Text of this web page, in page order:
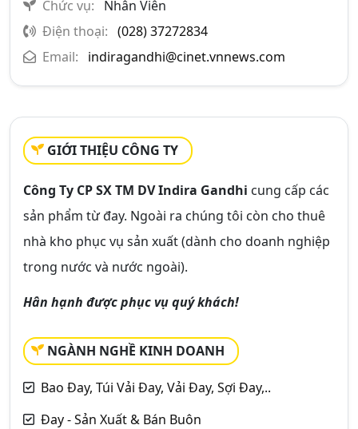
Chức vụ:
Nhân Viên
Điện thoại: (028) 37272834
Email:
indiragandhi@cinet.vnnews.com
GIỚI THIỆU CÔNG TY
Công Ty CP SX TM DV Indira Gandhi cung cấp các
sản phẩm từ đay. Ngoài ra chúng tôi còn cho thuê
nhà kho phục vụ sản xuất (dành cho doanh nghiệp
trong nước và nước ngoài).
Hân hạnh được phục vụ quý khách!
NGÀNH NGHỀ KINH DOANH
Bao Đay, Túi Vải Đay, Vải Đay, Sợi Đay,..
Đay - Sản Xuất & Bán Buôn